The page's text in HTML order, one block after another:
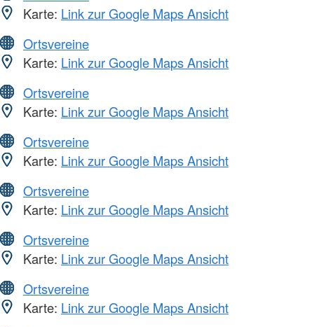
Karte: Link zur Google Maps Ansicht
Ortsvereine
Karte: Link zur Google Maps Ansicht
Ortsvereine
Karte: Link zur Google Maps Ansicht
Ortsvereine
Karte: Link zur Google Maps Ansicht
Ortsvereine
Karte: Link zur Google Maps Ansicht
Ortsvereine
Karte: Link zur Google Maps Ansicht
Ortsvereine
Karte: Link zur Google Maps Ansicht